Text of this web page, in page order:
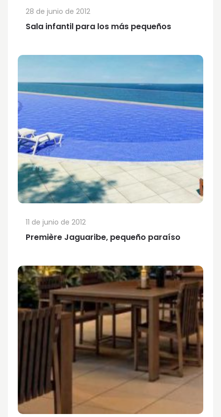
Sala infantil para los más pequeños
28 de junio de 2012
Première Jaguaribe, pequeño paraíso
11 de junio de 2012